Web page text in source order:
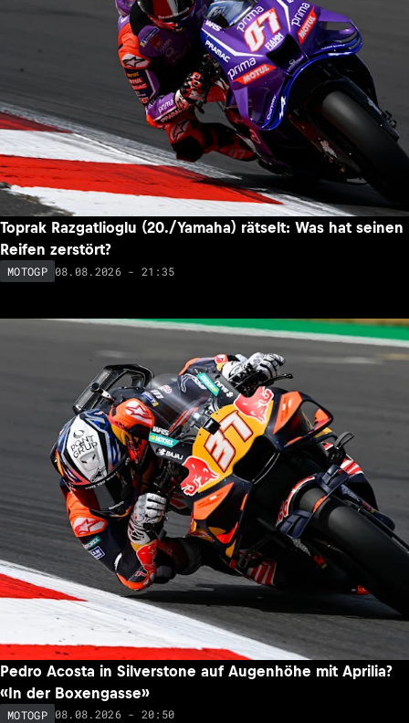
Toprak Razgatlioglu (20./Yamaha) rätselt: Was hat seinen
Reifen zerstört?
MOTOGP 08.08.2026 - 21:35
Pedro Acosta in Silverstone auf Augenhöhe mit Aprilia?
«In der Boxengasse»
MOTOGP 08.08.2026 - 20:50